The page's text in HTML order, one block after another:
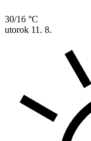
30/16 °C
utorok 11. 8.